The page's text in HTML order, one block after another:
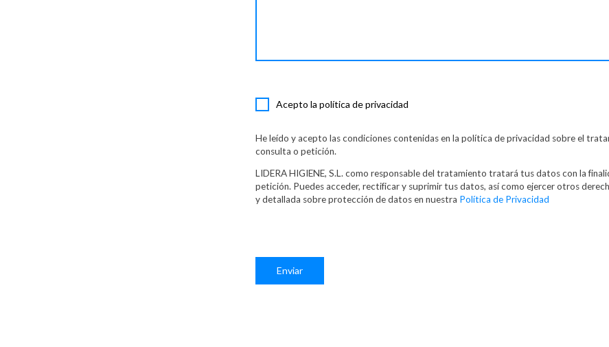
Acepto la política de privacidad
He leído y acepto las condiciones contenidas en la política de privacidad sobre el
consulta o petición.
LIDERA HIGIENE, S.L. como responsable del tratamiento tratará tus datos con la
petición. Puedes acceder, rectificar y suprimir tus datos, así como ejercer otros
y detallada sobre protección de datos en nuestra Política de Privacidad
Enviar